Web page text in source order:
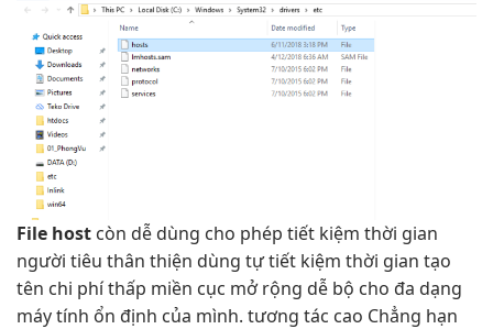
File host còn dễ dùng cho phép tiết kiệm thời gian
người tiêu thân thiện dùng tựtiết kiệm thời gian tạo
tên chi phí thấp miền cục mở rộng dễ bộ cho đa dạng
máy tính ổn định của mình. tương tác cao Chẳng hạn